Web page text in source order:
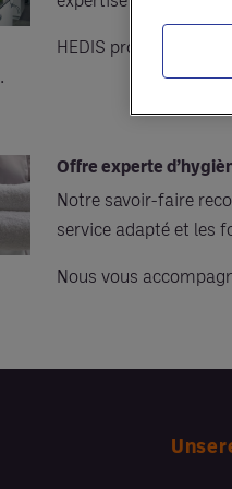
HEDIS propose des
Offre experte
Notre savoir-faire
service adapté et les
Nous vous